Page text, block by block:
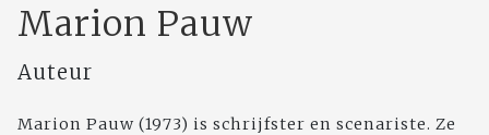
Marion Pauw
Auteur
Marion Pauw (1973) is schrijfster en scenariste. Ze